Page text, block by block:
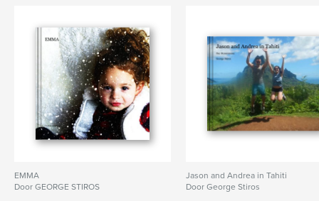
EMMA
Door GEORGE STIROS
Jason and Andrea in Tahiti
Door George Stiros